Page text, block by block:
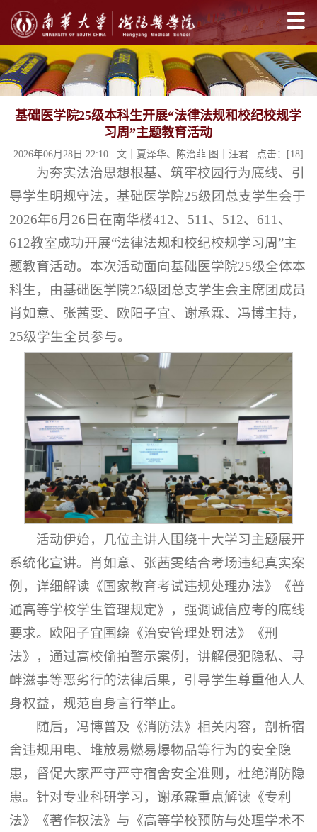
基础医学院25级本科生开展“法律法规和校纪校规学
习周”主题教育活动
2026年06月28日 22:10 文｜夏泽华、陈治菲 图｜汪君 点击：[18]
为夯实法治思想根基、筑牢校园行为底线、引
导学生明规守法，基础医学院25级团总支学生会于
2026年6月26日在南华楼412、511、512、611、
612教室成功开展“法律法规和校纪校规学习周”主
题教育活动。本次活动面向基础医学院25级全体本
科生，由基础医学院25级团总支学生会主席团成员
肖如意、张茜雯、欧阳子宜、谢承霖、冯博主持，
25级学生全员参与。
活动伊始，几位主讲人围绕十大学习主题展开
系统化宣讲。肖如意、张茜雯结合考场违纪真实案
例，详细解读《国家教育考试违规处理办法》《普
通高等学校学生管理规定》，强调诚信应考的底线
要求。欧阳子宜围绕《治安管理处罚法》《刑
法》，通过高校偷拍警示案例，讲解侵犯隐私、寻
衅滋事等恶劣行的法律后果，引导学生尊重他人人
身权益，规范自身言行举止。
随后，冯博普及《消防法》相关内容，剖析宿
舍违规用电、堆放易燃易爆物品等行为的安全隐
患，督促大家严守严守宿舍安全准则，杜绝消防隐
患。针对专业科研学习，谢承霖重点解读《专利
法》《著作权法》与《高等学校预防与处理学术不